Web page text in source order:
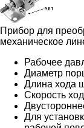
Прибор для
механическое
Рабочее
Диаметр
Длина хода
Скорость
Для